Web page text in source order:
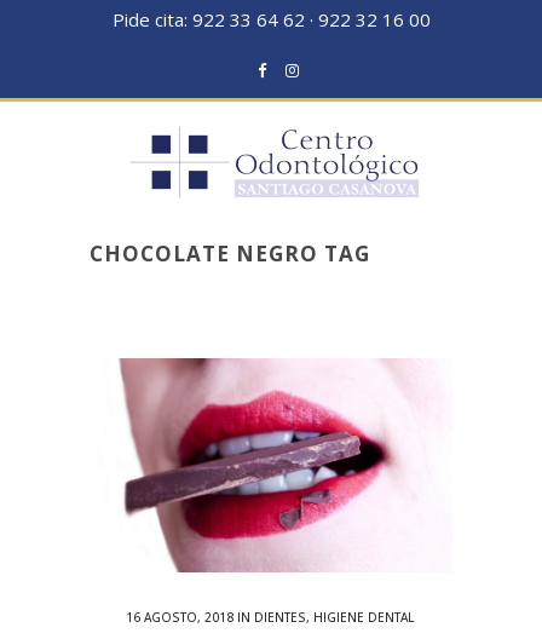
Pide cita: 922 33 64 62 · 922 32 16 00
CHOCOLATE NEGRO TAG
16 AGOSTO, 2018 IN DIENTES, HIGIENE DENTAL